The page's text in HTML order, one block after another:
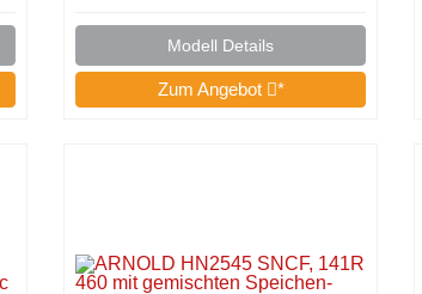
Modell Details
Zum Angebot *